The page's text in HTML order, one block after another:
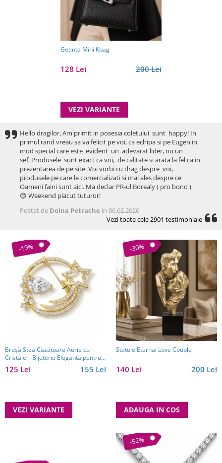
Geanta Mini Kbag
200 Lei
128 Lei
VEZI VARIANTE
Hello dragilor, Am primit in posesia coletului sunt happy! In
primul rand vreau sa va felicit pe voi, ca echipa si pe Eugen in
mod special care este evident un adevarat lider, nu un
sef. Produsele sunt exact ca voi, de calitate si arata la fel ca in
prezentarea de pe site. Voi vorbi cu drag despre voi,
produsele pe care le comercializati si mai ales despre ce
Oameni faini sunt aici. Ma declar PR-ul Borealy ( pro bono )
😊 Weekend placut tuturor!
Postat de Doina Petrache in 06.02.2026
Vezi toate cele 2901 testimoniale
-19%
Broșă Stea Căzătoare Aurie cu
Cristale – Bijuterie Elegantă pentru
Femei
155 Lei
125 Lei
VEZI VARIANTE
-30%
Statuie Eternal Love Couple
200 Lei
140 Lei
ADAUGA IN COS
-52%